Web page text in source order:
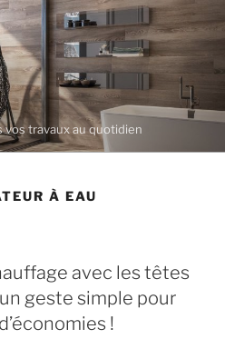
vos travaux au quotidien
À EAU
avec les têtes
geste simple pour
!